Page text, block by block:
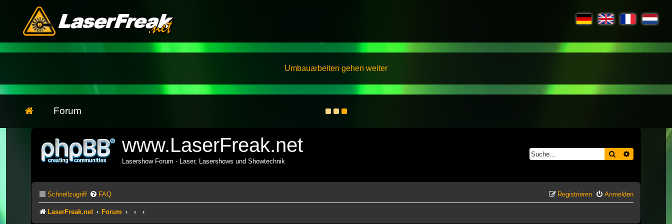
Umbauarbeiten gehen weiter
Forum
www.LaserFreak.net
Lasershow Forum - Laser, Lasershows und Showtechnik
Suche
Schnellzugriff FAQ Anmelden
Registrieren
LaserFreak.net Forum